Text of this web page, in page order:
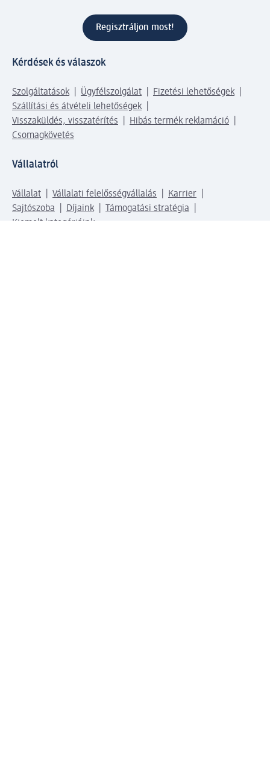
Regisztráljon most!
Kérdések és válaszok
Szolgáltatások Ügyfélszolgálat
Fizetési lehetőségek
Szállítási és átvételi lehetőségek
Visszaküldés, visszatérítés
Hibás termék reklamáció
Csomagkövetés
Vállalatról
Vállalat Vállalati felelősségvállalás
Karrier
Sajtószoba
Díjaink
Támogatási stratégia
Kiemelt kategóriáink